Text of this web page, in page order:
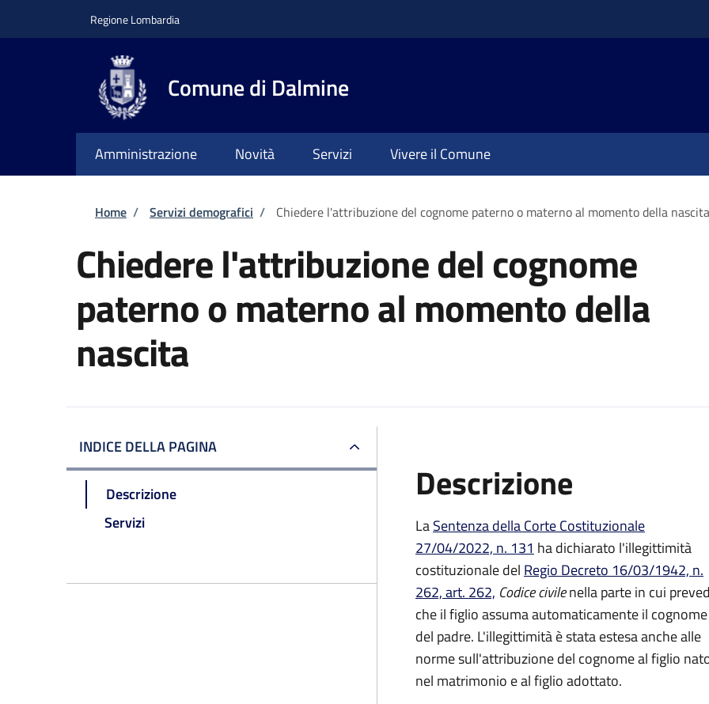
Regione Lombardia
Comune di Dalmine
Amministrazione Novità Servizi Vivere il Comune
Briciole di pane
Home / Servizi demografici / Chiedere l'attribuzione del cognome paterno o materno al momento della nascita
Chiedere l'attribuzione del cognome
paterno o materno al momento della
nascita
INDICE DELLA PAGINA
Descrizione
Servizi
Descrizione
LaSentenza della Corte Costituzionale
27/04/2022, n. 131 ha dichiarato l'illegittimità
costituzionale del Regio Decreto 16/03/1942, n.
262, art. 262, Codice civilenella parte in cui
che il figlio assuma automaticamente il cognome
del padre. L'illegittimità è stata estesa anche alle
norme sull'attribuzione del cognome al figlio
nel matrimonio e al figlio adottato.